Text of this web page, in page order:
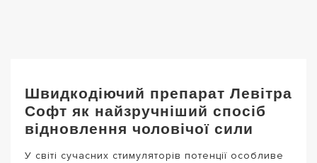
Швидкодіючий препарат Левітра
Софт як найзручніший спосіб
відновлення чоловічої сили
У світі сучасних стимуляторів потенції особливе